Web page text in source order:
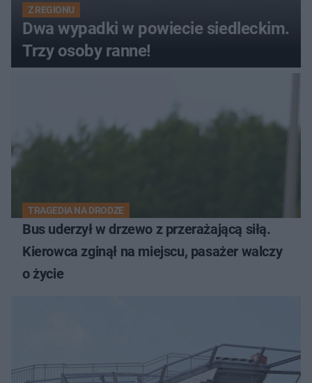
Z REGIONU
Dwa wypadki w powiecie siedleckim.
Trzy osoby ranne!
TRAGEDIA NA DRODZE
Bus uderzył w drzewo z przerażającą siłą.
Kierowca zginął na miejscu, pasażer walczy
o życie